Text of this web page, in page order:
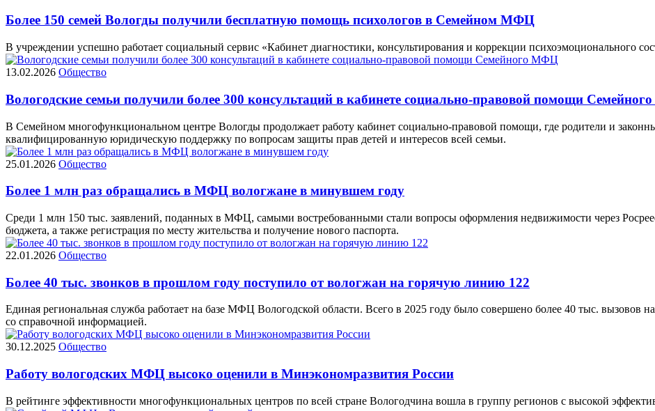
Более 150 семей Вологды получили бесплатную помощь психологов в Семейном МФЦ
В учреждении успешно работает социальный сервис «Кабинет диагностики, консультирования и коррекции психоэмоционального
13.02.2026 Общество
Вологодские семьи получили более 300 консультаций в кабинете социально-правовой помощи
В Семейном многофункциональном центре Вологды продолжает работу кабинет социально-правовой помощи, где родители и
квалифицированную юридическую поддержку по вопросам защиты прав детей и интересов всей семьи.
25.01.2026 Общество
Более 1 млн раз обращались в МФЦ вологжане в минувшем году
Среди 1 млн 150 тыс. заявлений, поданных в МФЦ, самыми востребованными стали вопросы оформления недвижимости через
бюджета, а также регистрация по месту жительства и получение нового паспорта.
22.01.2026 Общество
Более 40 тыс. звонков в прошлом году поступило от вологжан на горячую линию 122
Единая региональная служба работает на базе МФЦ Вологодской области. Всего в 2025 году было совершено более 40 тыс. вызовов
со справочной информацией.
30.12.2025 Общество
Работу вологодских МФЦ высоко оценили в Минэкономразвития России
В рейтинге эффективности многофункциональных центров по всей стране Вологодчина вошла в группу регионов с высокой